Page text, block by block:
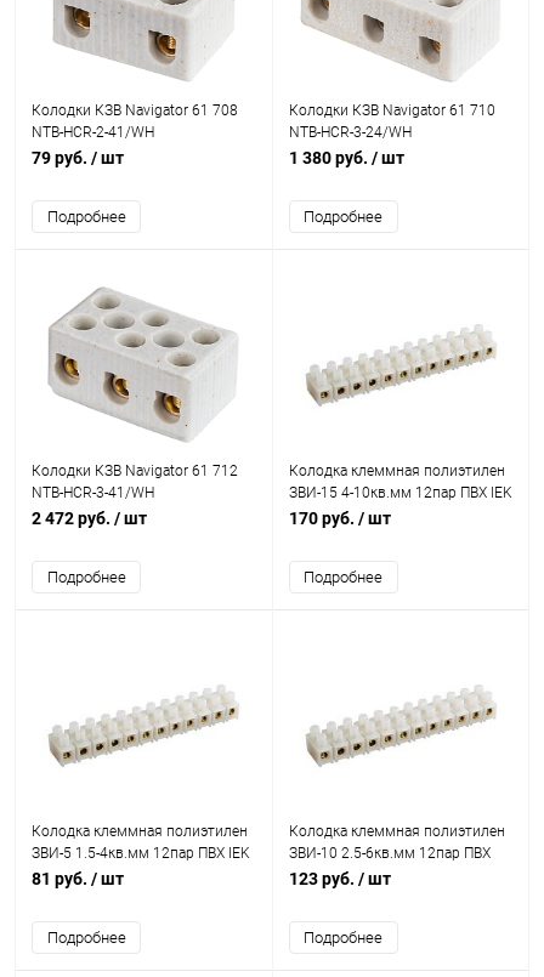
Колодки КЗВ Navigator 61 708
NTB-HCR-2-41/WH
79 руб. / шт
Подробнее
Колодки КЗВ Navigator 61 710
NTB-HCR-3-24/WH
1 380 руб. / шт
Подробнее
Колодки КЗВ Navigator 61 712
NTB-HCR-3-41/WH
2 472 руб. / шт
Подробнее
Колодка клеммная полиэтилен
ЗВИ-15 4-10кв.мм 12пар ПВХ IEK
UZV1-015-06
170 руб. / шт
Подробнее
Колодка клеммная полиэтилен
ЗВИ-5 1.5-4кв.мм 12пар ПВХ IEK
UZV3-005-04
81 руб. / шт
Подробнее
Колодка клеммная полиэтилен
ЗВИ-10 2.5-6кв.мм 12пар ПВХ
IEK UZV3-010-06
123 руб. / шт
Подробнее